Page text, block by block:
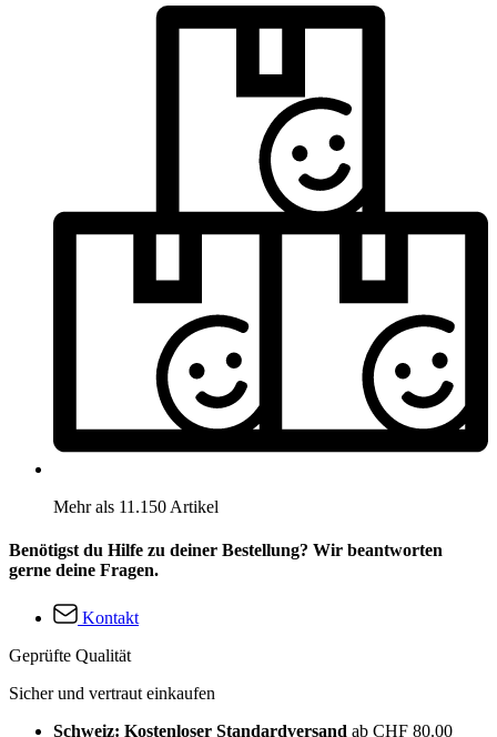
Mehr als 11.150 Artikel
Benötigst du Hilfe zu deiner Bestellung? Wir beantworten
gerne deine Fragen.
Kontakt
Geprüfte Qualität
Sicher und vertraut einkaufen
Schweiz: Kostenloser Standardversand ab CHF 80.00